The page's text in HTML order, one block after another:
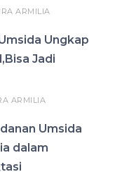
ARMILIA
Ungkap
Jadi
ARMILIA
Umsida
dalam